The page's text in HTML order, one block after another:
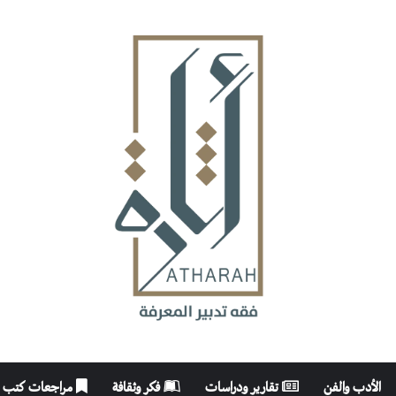
الأدب والفن تقارير ودراسات فكر وثقافة مراجعات كتب